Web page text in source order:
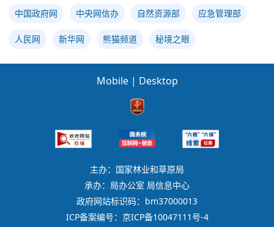
中国政府网 中央网信办 自然资源部 应急管理部
人民网 新华网 熊猫频道 秘境之眼
Mobile | Desktop
主办：国家林业和草原局
承办：局办公室 局信息中心
政府网站标识码：bm37000013
ICP备案编号：京ICP备10047111号-4